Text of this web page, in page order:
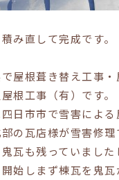
み直して完成です。
屋根葺き替え工事
根工事（有）です。
日市市で雪害による
の瓦店様が雪害修
瓦も残っていました
始しまず棟瓦を鬼